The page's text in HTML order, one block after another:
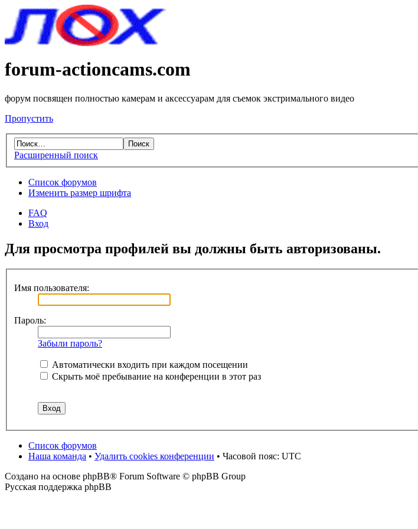
forum-actioncams.com
форум посвящен полностью камерам и аксессуарам для съемок экстримального видео
Пропустить
Расширенный поиск
Список форумов
Изменить размер шрифта
FAQ
Вход
Для просмотра профилей вы должны быть авторизованы.
Имя пользователя:
Пароль:
Забыли пароль?
Автоматически входить при каждом посещении
Скрыть моё пребывание на конференции в этот раз
Список форумов
Наша команда • Удалить cookies конференции • Часовой пояс: UTC
Создано на основе phpBB® Forum Software © phpBB Group
Русская поддержка phpBB